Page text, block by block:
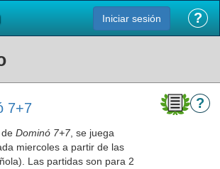
Iniciar sesión ?
7+7
, de Dominó 7+7, se juega
miercoles a partir de las
Las partidas son para 2
?